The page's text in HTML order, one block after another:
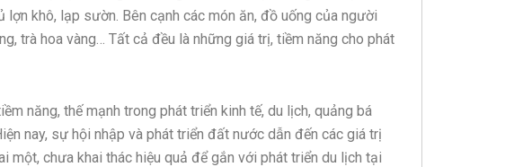
khô, lạp sườn. Bên cạnh các món ăn, đồ uống của người
trà hoa vàng… Tất cả đều là những giá trị, tiềm năng cho phát
năng, thế mạnh trong phát triển kinh tế, du lịch, quảng bá
nay, sự hội nhập và phát triển đất nước dẫn đến các giá trị
một, chưa khai thác hiệu quả để gắn với phát triển du lịch tại